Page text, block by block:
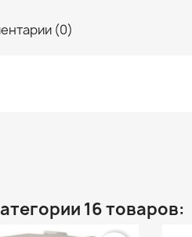
(0)
16 товаров: